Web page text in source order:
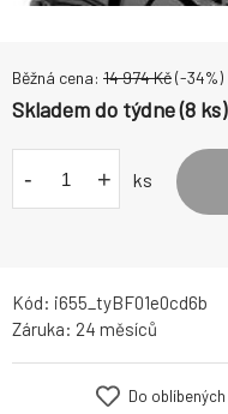
Běžná cena: 14 974Kč(-34%)
Skladem do týdne (8 ks)
- + ks
Kód: i655_tyBF01e0cd6b
Záruka: 24 měsíců
Do oblíbených